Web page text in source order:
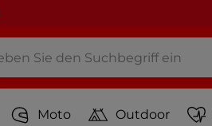
Moto Outdoor